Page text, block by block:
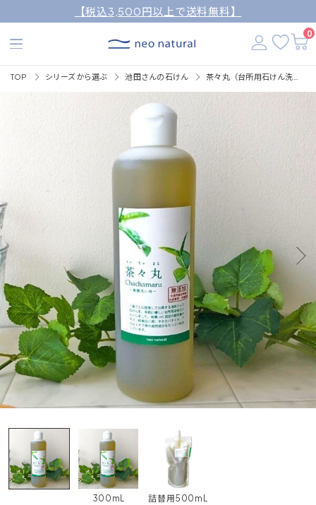
【税込3,500円以上で送料無料】
0
TOP シリーズから選ぶ 池田さんの石けん
300mL 詰替用500mL